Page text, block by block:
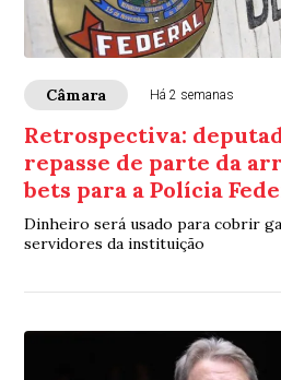
Câmara Há 2 semanas
Retrospectiva:
repasse de parte da
bets para a Polícia
Dinheiro será usado para cobrir
servidores da instituição